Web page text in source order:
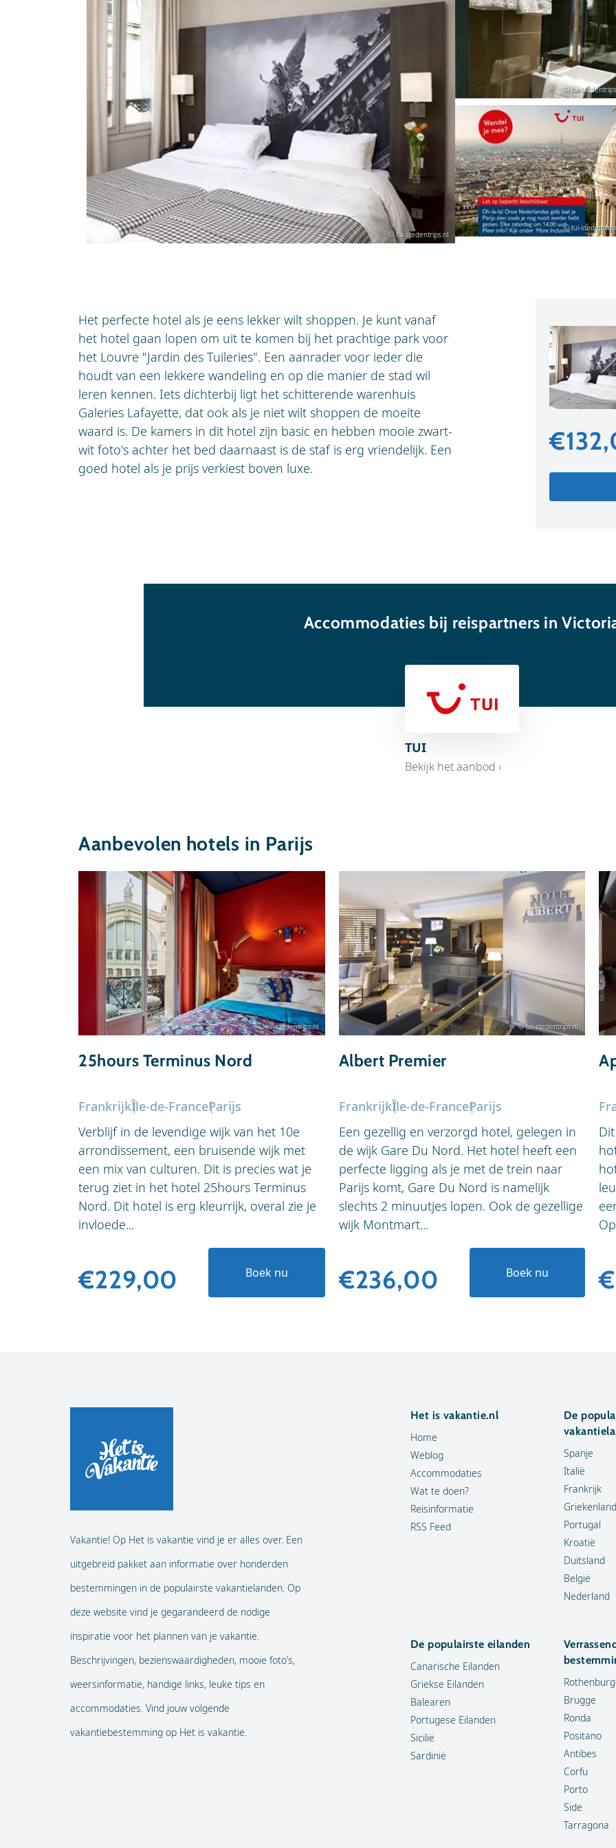
© tui-stedentrips.nl
© tui-
© tui-
Het perfecte hotel als je eens lekker wilt shoppen. Je kunt vanaf
het hotel gaan lopen om uit te komen bij het prachtige park voor
het Louvre "Jardin des Tuileries". Een aanrader voor ieder die
houdt van een lekkere wandeling en op die manier de stad wil
leren kennen. Iets dichterbij ligt het schitterende warenhuis
Galeries Lafayette, dat ook als je niet wilt shoppen de moeite
waard is. De kamers in dit hotel zijn basic en hebben mooie zwart-
wit foto's achter het bed daarnaast is de staf is erg vriendelijk. Een
goed hotel als je prijs verkiest boven luxe.
© tui-
Accommodaties bij reispartners in
TUI
Bekijk het aanbod ›
Aanbevolen hotels in Parijs
© tui-stedentrips.nl
25hours Terminus Nord
FrankrijkÎle-de-FranceParijs
Verblijf in de levendige wijk van het 10e
arrondissement, een bruisende wijk met
een mix van culturen. Dit is precies wat je
terug ziet in het hotel 25hours Terminus
Nord. Dit hotel is erg kleurrijk, overal zie je
invloede...
€229,00 Boek nu
© tui-stedentrips.nl
Albert Premier
FrankrijkÎle-de-FranceParijs
Een gezellig en verzorgd hotel, gelegen in
de wijk Gare Du Nord. Het hotel heeft een
perfecte ligging als je met de trein naar
Parijs komt, Gare Du Nord is namelijk
slechts 2 minuutjes lopen. Ook de gezellige
wijk Montmart...
€236,00 Boek nu
Vakantie! Op Het is vakantie vind je er alles over. Een
uitgebreid pakket aan informatie over honderden
bestemmingen in de populairste vakantielanden. Op
deze website vind je gegarandeerd de nodige
inspiratie voor het plannen van je vakantie.
Beschrijvingen, bezienswaardigheden, mooie foto’s,
weersinformatie, handige links, leuke tips en
accommodaties. Vind jouw volgende
vakantiebestemming op Het is vakantie.
Het is vakantie.nl
Home
Weblog
Accommodaties
Wat te doen?
Reisinformatie
RSS Feed
De
Spanje
Italië
Frankrijk
Griekenland
Portugal
Kroatië
Duitsland
België
Nederland
De populairste eilanden
Canarische Eilanden
Griekse Eilanden
Balearen
Portugese Eilanden
Sicilië
Sardinië
Brugge
Ronda
Positano
Antibes
Corfu
Porto
Side
Tarragona